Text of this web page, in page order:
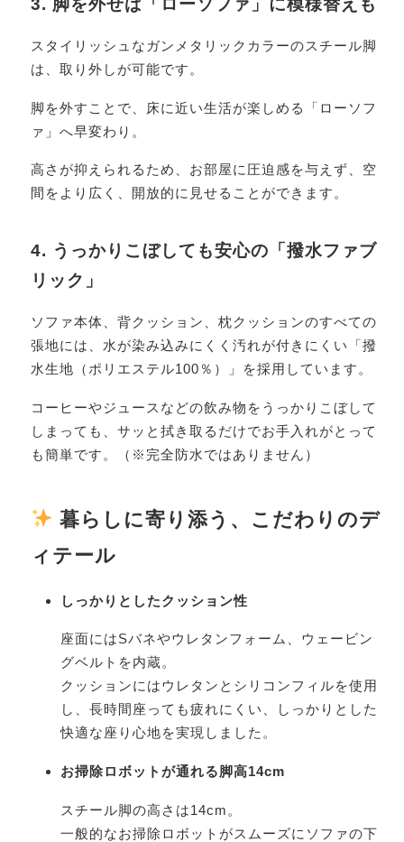
3. 脚を外せば「ローソファ」に模様替えも
スタイリッシュなガンメタリックカラーのスチール脚
は、取り外しが可能です。
脚を外すことで、床に近い生活が楽しめる「ローソフ
ァ」へ早変わり。
高さが抑えられるため、お部屋に圧迫感を与えず、空
間をより広く、開放的に見せることができます。
4. うっかりこぼしても安心の「撥水ファブ
リック」
ソファ本体、背クッション、枕クッションのすべての
張地には、水が染み込みにくく汚れが付きにくい「撥
水生地（ポリエステル100％）」を採用しています。
コーヒーやジュースなどの飲み物をうっかりこぼして
しまっても、サッと拭き取るだけでお手入れがとって
も簡単です。（※完全防水ではありません）
暮らしに寄り添う、こだわりのデ
ィテール
しっかりとしたクッション性
座面にはSバネやウレタンフォーム、ウェービン
グベルトを内蔵。
クッションにはウレタンとシリコンフィルを使用
し、長時間座っても疲れにくい、しっかりとした
快適な座り心地を実現しました。
お掃除ロボットが通れる脚高14cm
スチール脚の高さは14cm。
一般的なお掃除ロボットがスムーズにソファの下